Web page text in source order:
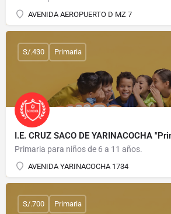
AVENIDA AEROPUERTO D MZ 7
I.E. CRUZ SACO DE YARINACOCHA
Primaria para niños de 6 a 11 años.
AVENIDA YARINACOCHA 1734
S/.430 Primaria
S/.700 Primaria